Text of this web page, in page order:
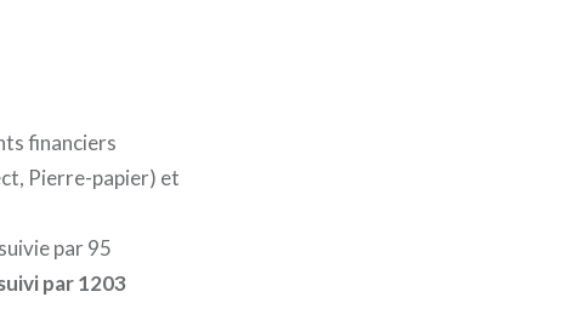
financiers
Pierre-papier) et
suivie par 95
par 1203